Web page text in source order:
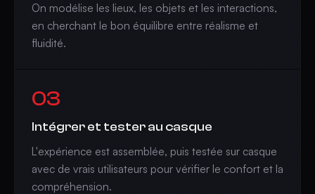
On modélise les lieux, les objets et les interactions,
en cherchant le bon équilibre entre réalisme et
fluidité.
03
Intégrer et tester au casque
L'expérience est assemblée, puis testée sur casque
avec de vrais utilisateurs pour vérifier le confort et la
compréhension.